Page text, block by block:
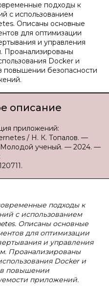
подходы к
с использованием
Описаны основные
для оптимизации
и управления
Проанализированы
Docker и
повышении безопасности
описание
приложений:
/ Н. К. Топалов. —
Молодой ученый. — 2024. —
подходы к
с использованием
Описаны основные
для оптимизации
и управления
Проанализированы
Docker и
в повышении
приложений.